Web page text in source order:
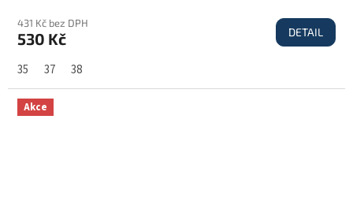
431 Kč bez DPH
530 Kč DETAIL
35 37 38
Akce